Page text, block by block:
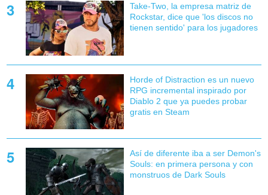
Take-Two, la empresa matriz de
Rockstar, dice que 'los discos no
tienen sentido' para los jugadores
Horde of Distraction es un nuevo
RPG incremental inspirado por
Diablo 2 que ya puedes probar
gratis en Steam
Así de diferente iba a ser Demon's
Souls: en primera persona y con
monstruos de Dark Souls